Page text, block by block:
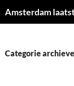
naar
Amsterdam
Categorie